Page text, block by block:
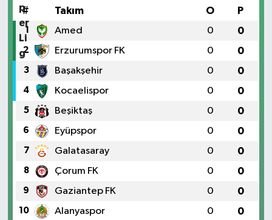
# Takım O P
1 Amed 0 0
2 Erzurumspor FK 0 0
3 Başakşehir 0 0
4 Kocaelispor 0 0
5 Beşiktaş 0 0
6 Eyüpspor 0 0
7 Galatasaray 0 0
8 Çorum FK 0 0
9 Gaziantep FK 0 0
10 Alanyaspor 0 0